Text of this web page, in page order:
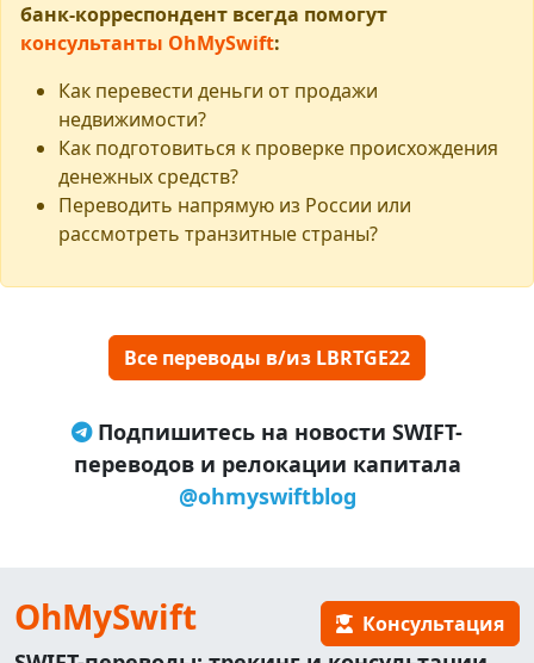
банк-корреспондент всегда помогут
консультанты OhMySwift:
Как перевести деньги от продажи
недвижимости?
Как подготовиться к проверке происхождения
денежных средств?
Переводить напрямую из России или
рассмотреть транзитные страны?
Все переводы в/из LBRTGE22
Подпишитесь на новости SWIFT-
переводов и релокации капитала
@ohmyswiftblog
OhMySwift Консультация